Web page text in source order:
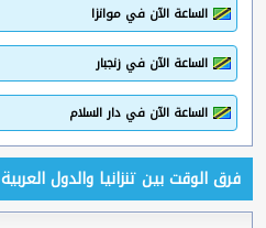
الساعة الآن في موانزا
الساعة الآن في زنجبار
الساعة الآن في دار السلام
فرق الوقت بين تنزانيا والدول العربية